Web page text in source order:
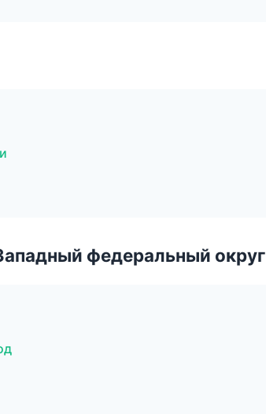
федеральный округ